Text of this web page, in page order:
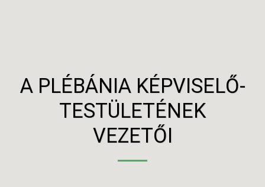
A PLÉBÁNIA KÉPVISELŐ-
TESTÜLETÉNEK
VEZETŐI